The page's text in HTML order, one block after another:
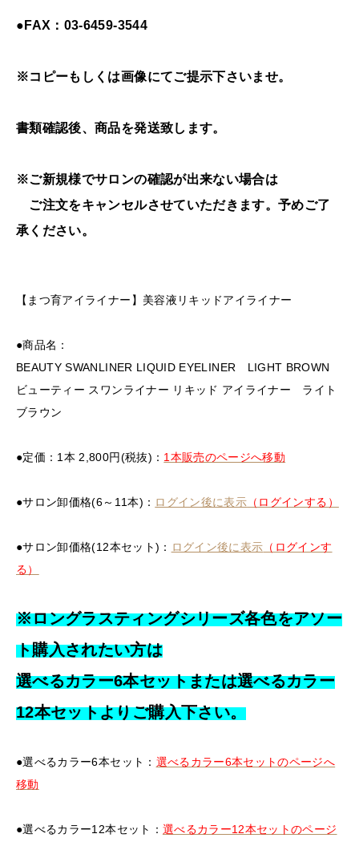
●FAX：03-6459-3544
※コピーもしくは画像にてご提示下さいませ。
書類確認後、商品を発送致します。
※ご新規様でサロンの確認が出来ない場合は
ご注文をキャンセルさせていただきます。予めご了
承ください。
【まつ育アイライナー】美容液リキッドアイライナー
●商品名：
BEAUTY SWANLINER LIQUID EYELINER LIGHT BROWN
ビューティー スワンライナー リキッド アイライナー ライト
ブラウン
●定価：1本 2,800円(税抜)： 1本販売のページへ移動
●サロン卸価格(6～11本)： ログイン後に表示 （ログインする）
●サロン卸価格(12本セット)： ログイン後に表示 （ログインす
る）
※ロングラスティングシリーズ各色をアソー
ト購入されたい方は
選べるカラー6本セットまたは選べるカラー
12本セットよりご購入下さい。
●選べるカラー6本セット： 選べるカラー6本セットのページへ
移動
●選べるカラー12本セット： 選べるカラー12本セットのページ